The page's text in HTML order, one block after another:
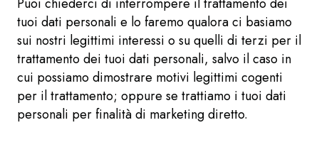
tuoi dati personali e lo faremo qualora ci basiamo
sui nostri legittimi interessi o su quelli di terzi per il
trattamento dei tuoi dati personali, salvo il caso in
cui possiamo dimostrare motivi legittimi cogenti
per il trattamento; oppure se trattiamo i tuoi dati
personali per finalità di marketing diretto.